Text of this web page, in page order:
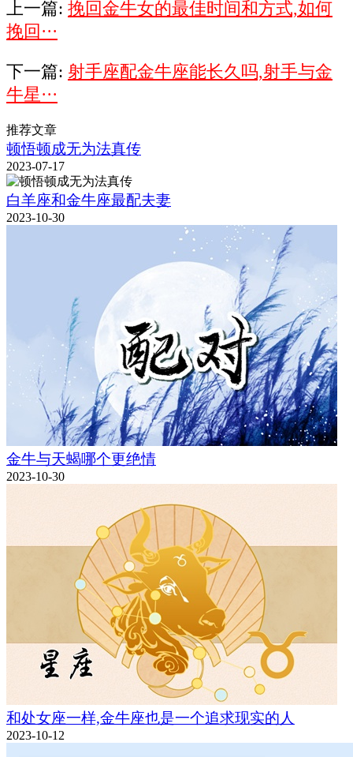
上一篇: 挽回金牛女的最佳时间和方式,如何
挽回···
下一篇: 射手座配金牛座能长久吗,射手与金
牛星···
推荐文章
顿悟顿成无为法真传
2023-07-17
白羊座和金牛座最配夫妻
2023-10-30
金牛与天蝎哪个更绝情
2023-10-30
和处女座一样,金牛座也是一个追求现实的人
2023-10-12